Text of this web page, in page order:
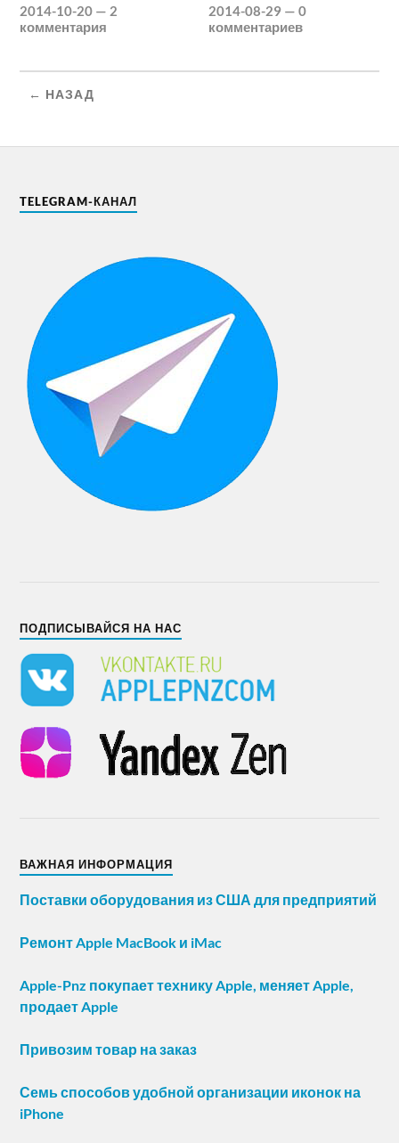
2014-10-20 — 2
комментария
2014-08-29 —0
комментариев
← НАЗАД
TELEGRAM-КАНАЛ
ПОДПИСЫВАЙСЯ НА НАС
ВАЖНАЯ ИНФОРМАЦИЯ
Поставки оборудования из США для предприятий
Ремонт Apple MacBook и iMac
Apple-Pnz покупает технику Apple, меняет Apple,
продает Apple
Привозим товар на заказ
Семь способов удобной организации иконок на
iPhone